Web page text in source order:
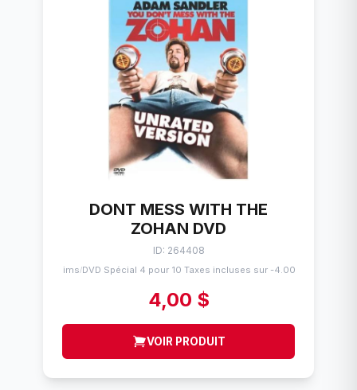
DONT MESS WITH THE
ZOHAN DVD
ID: 264408
Flims/DVD Spécial 4 pour 10 Taxes incluses sur -4.00$
4,00 $
VOIR PRODUIT